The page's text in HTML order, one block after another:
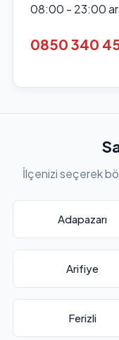
08:00 - 23:00
0850 340
İlçenizi seçerek
Adapazarı
Arifiye
Ferizli